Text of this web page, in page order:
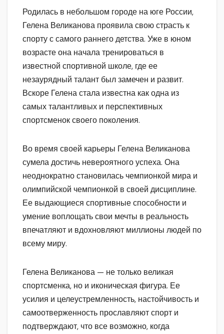
Родилась в небольшом городе на юге России,
Гелена Великанова проявила свою страсть к
спорту с самого раннего детства. Уже в юном
возрасте она начала тренироваться в
известной спортивной школе, где ее
незаурядный талант был замечен и развит.
Вскоре Гелена стала известна как одна из
самых талантливых и перспективных
спортсменок своего поколения.
Во время своей карьеры Гелена Великанова
сумела достичь невероятного успеха. Она
неоднократно становилась чемпионкой мира и
олимпийской чемпионкой в своей дисциплине.
Ее выдающиеся спортивные способности и
умение воплощать свои мечты в реальность
впечатляют и вдохновляют миллионы людей по
всему миру.
Гелена Великанова — не только великая
спортсменка, но и иконическая фигура. Ее
усилия и целеустремленность, настойчивость и
самоотверженность прославляют спорт и
подтверждают, что все возможно, когда